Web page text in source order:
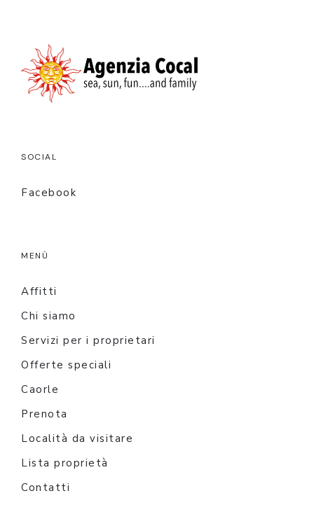
SOCIAL
Facebook
MENÙ
Affitti
Chi siamo
Servizi per i proprietari
Offerte speciali
Caorle
Prenota
Località da visitare
Lista proprietà
Contatti